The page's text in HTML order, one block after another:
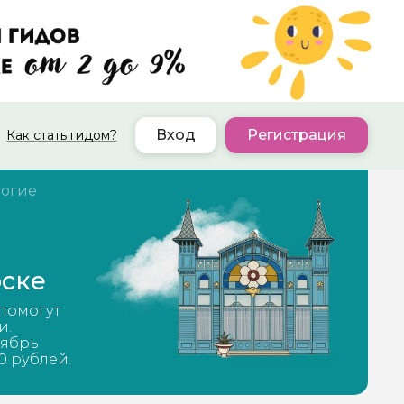
Как стать гидом? Вход Регистрация
рублей.